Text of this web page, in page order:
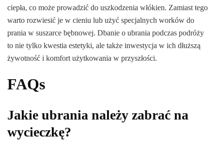
ciepła, co może prowadzić do uszkodzenia włókien. Zamiast tego
warto rozwiesić je w cieniu lub użyć specjalnych worków do
prania w suszarce bębnowej. Dbanie o ubrania podczas podróży
to nie tylko kwestia estetyki, ale także inwestycja w ich dłuższą
żywotność i komfort użytkowania w przyszłości.
FAQs
Jakie ubrania należy zabrać na
wycieczkę?